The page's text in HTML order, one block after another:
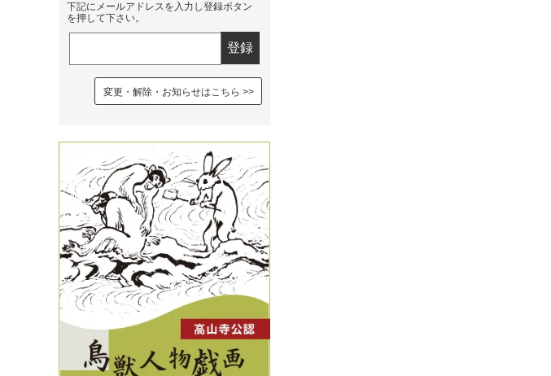
下記にメールアドレスを入力し登録ボタン
を押して下さい。
変更・解除・お知らせはこちら